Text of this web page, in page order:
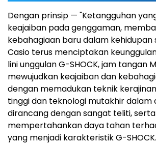
Dengan prinsip — "Ketangguhan
keajaiban pada genggaman,
kebahagiaan baru dalam
Casio terus menciptakan
lini unggulan G-SHOCK, jam tangan
mewujudkan keajaiban dan
dengan memadukan teknik
tinggi dan teknologi mutakhir dalam
dirancang dengan sangat teliti, serta
mempertahankan daya tahan
yang menjadi karakteristik G-SHOCK.